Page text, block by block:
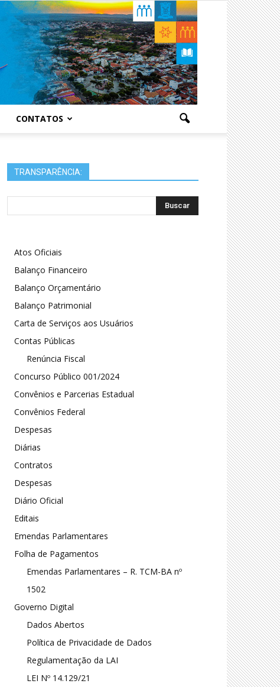
CONTATOS
TRANSPARÊNCIA:
Atos Oficiais
Balanço Financeiro
Balanço Orçamentário
Balanço Patrimonial
Carta de Serviços aos Usuários
Contas Públicas
Renúncia Fiscal
Concurso Público 001/2024
Convênios e Parcerias Estadual
Convênios Federal
Despesas
Diárias
Contratos
Despesas
Diário Oficial
Editais
Emendas Parlamentares
Folha de Pagamentos
Emendas Parlamentares – R. TCM-BA nº
1502
Governo Digital
Dados Abertos
Política de Privacidade de Dados
Regulamentação da LAI
LEI Nº 14.129/21